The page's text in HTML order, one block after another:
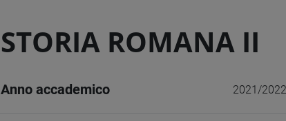
STORIA ROMANA II
Anno accademico 2021/2022